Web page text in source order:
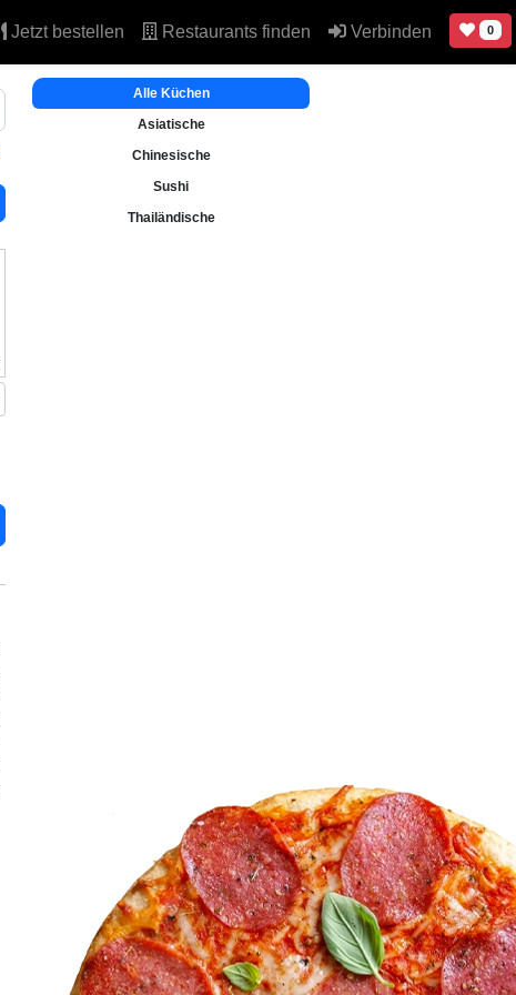
Jetzt bestellen Restaurants finden Verbinden 0
Alle Küchen
Asiatische
Chinesische
Sushi
Thailändische